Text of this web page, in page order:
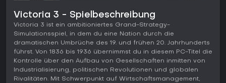
Victoria 3 - Spielbeschreibung
Victoria 3 ist ein ambitioniertes Grand-Strategy-
Simulationsspiel, in dem du eine Nation durch die
dramatischen Umbrüche des 19. und frühen 20. Jahrhunderts
führst. Von 1836 bis 1936 übernimmst du in diesem PC-Titel die
Kontrolle über den Aufbau von Gesellschaften inmitten von
Industrialisierung, politischen Revolutionen und globalen
Rivalitäten. Mit Schwerpunkt auf Wirtschaftsmanagement,